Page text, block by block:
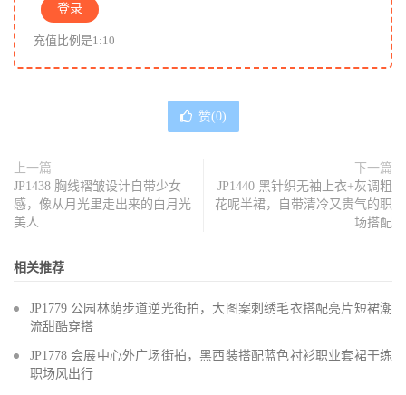
登录
充值比例是1:10
赞(0)
上一篇
JP1438 胸线褶皱设计自带少女
感，像从月光里走出来的白月光
美人
下一篇
JP1440 黑针织无袖上衣+灰调粗
花呢半裙，自带清冷又贵气的职
场搭配
相关推荐
JP1779 公园林荫步道逆光街拍，大图案刺绣毛衣搭配亮片短裙潮
流甜酷穿搭
JP1778 会展中心外广场街拍，黑西装搭配蓝色衬衫职业套裙干练
职场风出行